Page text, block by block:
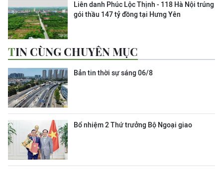
Liên danh Phúc Lộc Thịnh - 118 Hà Nội trúng
gói thầu 147 tỷ đồng tại Hưng Yên
TIN CÙNG CHUYÊN MỤC
Bản tin thời sự sáng 06/8
Bổ nhiệm 2 Thứ trưởng Bộ Ngoại giao